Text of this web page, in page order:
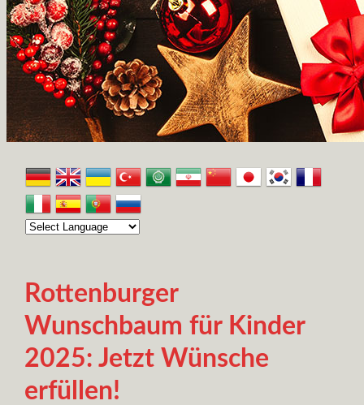
Rottenburger
Wunschbaum für Kinder
2025: Jetzt Wünsche
erfüllen!